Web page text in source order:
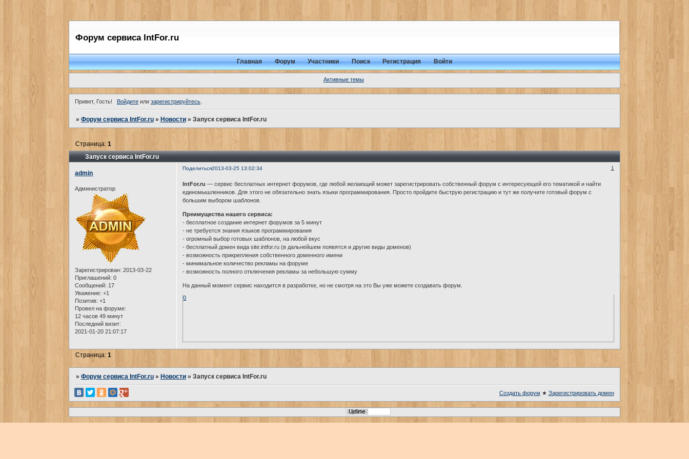
Форум сервиса IntFor.ru
Главная Форум Участники Поиск Регистрация Войти
Активные темы
Привет, Гость! Войдитеили зарегистрируйтесь.
» Форум сервиса IntFor.ru » Новости » Запуск сервиса IntFor.ru
Запуск сервиса IntFor.ru
Страница: 1
Поделиться 1
2013-03-25 13:02:34
admin
Администратор
Зарегистрирован: 2013-03-22
Приглашений: 0
Сообщений: 17
Уважение: +1
Позитив: +1
Провел на форуме:
12 часов 49 минут
Последний визит:
2021-01-20 21:07:17
IntFor.ru — сервис бесплатных интернет форумов, где любой желающий может зарегистрировать собственный форум с интересующей его тематикой и найти
единомышленников. Для этого не обязательно знать языки программирования. Просто пройдите быструю регистрацию и тут же получите готовый форум с
большим выбором шаблонов.
Преимущества нашего сервиса:
- бесплатное создание интернет форумов за 5 минут
- не требуется знания языков программирования
- огромный выбор готовых шаблонов, на любой вкус
- бесплатный домен вида site.intfor.ru (в дальнейшем появятся и другие виды доменов)
- возможность прикрепления собственного доменного имени
- минимальное количество рекламы на форуме
- возможность полного отключения рекламы за небольшую сумму
На данный момент сервис находится в разработке, но не смотря на это Вы уже можете создавать форум.
0
Страница: 1
» Форум сервиса IntFor.ru » Новости » Запуск сервиса IntFor.ru
Создать форум ★ Зарегистрировать домен